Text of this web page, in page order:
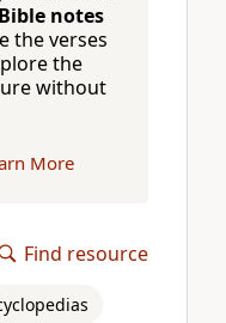
notes
the verses
the
without
More
Find resource